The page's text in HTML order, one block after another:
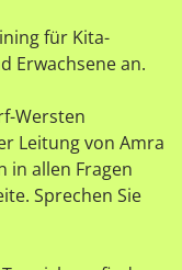
für Kita-
Erwachsene an.
Wersten
Leitung von Amra
in allen Fragen
Sprechen Sie